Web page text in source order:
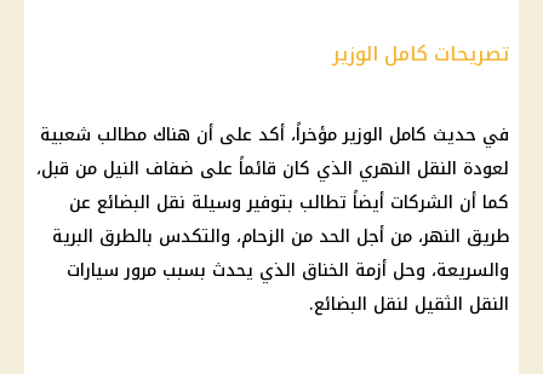
تصريحات كامل الوزير
في حديث كامل الوزير مؤخراً، أكد على أن هناك مطالب شعبية
لعودة النقل النهري الذي كان قائماً على ضفاف النيل من قبل،
كما أن الشركات أيضاً تطالب بتوفير وسيلة نقل البضائع عن
طريق النهر، من أجل الحد من الزحام، والتكدس بالطرق البرية
والسريعة، وحل أزمة الخناق الذي يحدث بسبب مرور سيارات
النقل الثقيل لنقل البضائع.